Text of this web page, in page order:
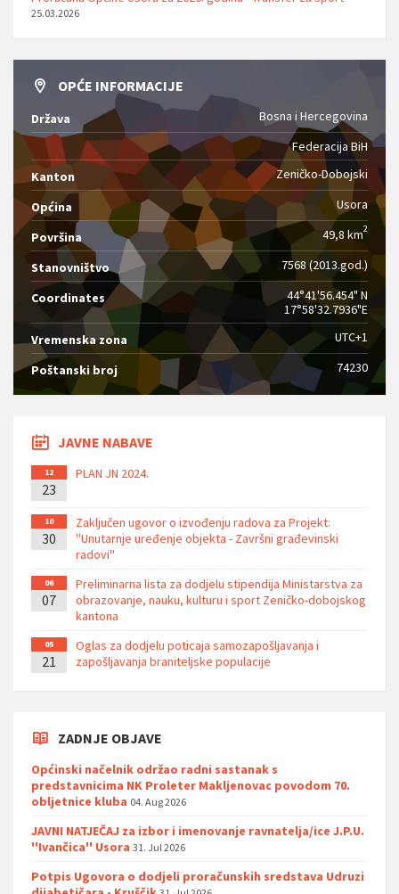
25.03.2026
OPĆE INFORMACIJE
Država
Bosna i Hercegovina
Federacija BiH
Kanton
Zeničko-Dobojski
Općina Usora
Površina 49,8 km2
Stanovništvo 7568 (2013.god.)
Coordinates
44°41'56.454" N
17°58'32.7936"E
Vremenska zona
UTC+1
Poštanski broj 74230
JAVNE NABAVE
12
23
PLAN JN 2024.
10
30
Zaključen ugovor o izvođenju radova za Projekt:
''Unutarnje uređenje objekta - Završni građevinski
radovi''
06
07
Preliminarna lista za dodjelu stipendija Ministarstva za
obrazovanje, nauku, kulturu i sport Zeničko-dobojskog
kantona
05
21
Oglas za dodjelu poticaja samozapošljavanja i
zapošljavanja braniteljske populacije
ZADNJE OBJAVE
Općinski načelnik održao radni sastanak s
predstavnicima NK Proleter Makljenovac povodom 70.
obljetnice kluba 04. Aug 2026
JAVNI NATJEČAJ za izbor i imenovanje ravnatelja/ice J.P.U.
''Ivančica'' Usora 31. Jul 2026
Potpis Ugovora o dodjeli proračunskih sredstava Udruzi